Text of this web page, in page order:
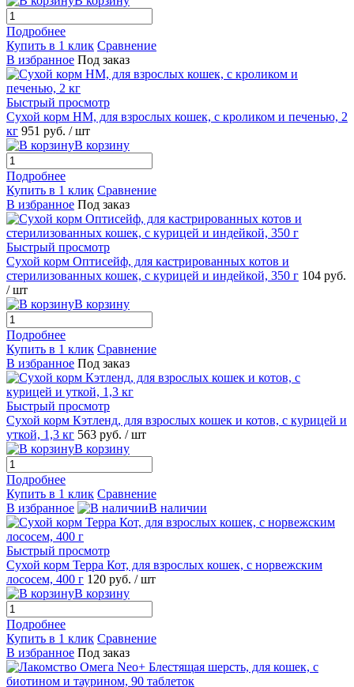
Подробнее
Купить в 1 клик Сравнение
В избранное Под заказ
Быстрый просмотр
Сухой корм НМ, для взрослых кошек, с кроликом и печенью, 2
кг 951 руб. / шт
В корзину
Подробнее
Купить в 1 клик Сравнение
В избранное Под заказ
Быстрый просмотр
Сухой корм Оптисейф, для кастрированных котов и
стерилизованных кошек, с курицей и индейкой, 350 г 104 руб.
/ шт
В корзину
Подробнее
Купить в 1 клик Сравнение
В избранное Под заказ
Быстрый просмотр
Сухой корм Кэтленд, для взрослых кошек и котов, с курицей и
уткой, 1,3 кг 563 руб. / шт
В корзину
Подробнее
Купить в 1 клик Сравнение
В избранное
В наличии
Быстрый просмотр
Сухой корм Терра Кот, для взрослых кошек, с норвежским
лососем, 400 г 120 руб. / шт
В корзину
Подробнее
Купить в 1 клик Сравнение
В избранное Под заказ